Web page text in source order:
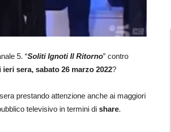
5. “Soliti Ignoti Il Ritorno” contro
sera, sabato 26 marzo 2022?
prestando attenzione anche ai maggiori
televisivo in termini di share.